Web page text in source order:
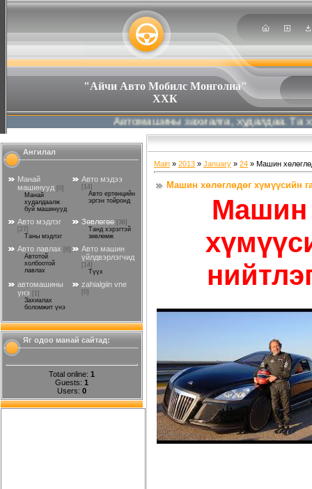
"Айчи Авто Мобилс Монголиа"
ХХК
Автомашины захиалга, худалдаа. Та
Ангилал
Манай
машинууд [0]
Манай
худалдаалж
буй машинууд
Авто мэдээ
[14]
Авто ертөнцийн
эргэн тойронд
Авто мэдлэг
[27]
Таны мэдлэг
Зөвлөгөө
[36]
Танд хэрэгтэй
зөвлөмж
Авто лавлах
[6]
Автотой
холбоотой
лавлах
Авто машин
үйлдвэрлэгчид
[14]
Түүх
автомашины
үнэ
[1]
Захиалах
боломжит үнэ
zahialgiin vne
[0]
Яг одоо манай сайтад:
Total online: 1
Guests: 1
Users: 0
Main » 2013 » January » 24 » Машин
Машин хөлөглөдөг хүмүүсийн
Машин